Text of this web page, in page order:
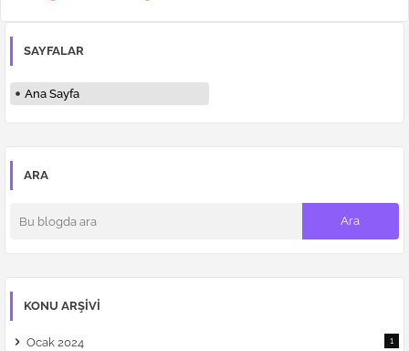
SAYFALAR
Ana Sayfa
ARA
KONU ARŞIVI
Ocak 2024 1